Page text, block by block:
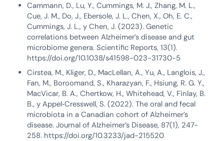
Cammann, D., Lu, Y., Cummings, M. J., Zhang, M. L.,
Cue, J. M., Do, J., Ebersole, J. L., Chen, X., Oh, E. C.,
Cummings, J. L., y Chen, J. (2023). Genetic
correlations between Alzheimer’s disease and gut
microbiome genera. Scientific Reports, 13(1).
https://doi.org/10.1038/s41598-023-31730-5
Cirstea, M., Kliger, D., MacLellan, A., Yu, A., Langlois, J.,
Fan, M., Boroomand, S., Kharazyan, F., Hsiung, R. G. Y.,
MacVicar, B. A., Chertkow, H., Whitehead, V., Finlay, B.
B., y Appel‐Cresswell, S. (2022). The oral and fecal
microbiota in a Canadian cohort of Alzheimer’s
disease. Journal of Alzheimer’s Disease, 87(1), 247-
258. https://doi.org/10.3233/jad-215520